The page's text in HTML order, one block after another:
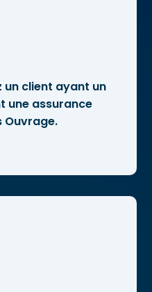
un client ayant un
une assurance
Ouvrage.